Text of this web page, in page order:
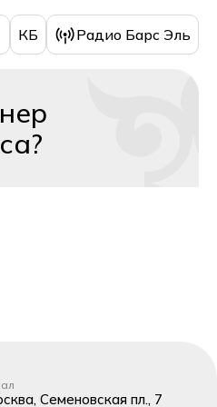
КБ Радио Барс Эль
Семеновская пл., 7